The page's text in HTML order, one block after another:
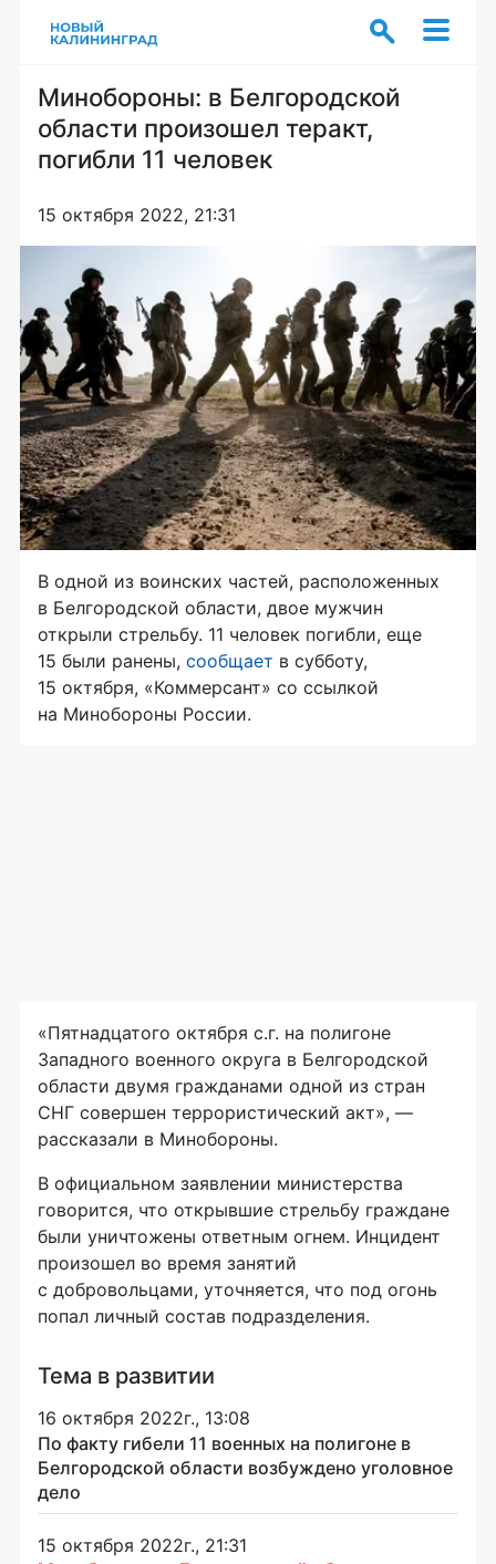
Минобороны: в Белгородской
области произошел теракт,
погибли 11 человек
15 октября 2022, 21:31
В одной из воинских частей, расположенных
в Белгородской области, двое мужчин
открыли стрельбу. 11 человек погибли, еще
15 были ранены, сообщает в субботу,
15 октября, «Коммерсант» со ссылкой
на Минобороны России.
«Пятнадцатого октября с.г. на полигоне
Западного военного округа в Белгородской
области двумя гражданами одной из стран
СНГ совершен террористический акт», —
рассказали в Минобороны.
В официальном заявлении министерства
говорится, что открывшие стрельбу граждане
были уничтожены ответным огнем. Инцидент
произошел во время занятий
с добровольцами, уточняется, что под огонь
попал личный состав подразделения.
Тема в развитии
16 октября 2022г., 13:08
По факту гибели 11 военных на полигоне в
Белгородской области возбуждено уголовное
дело
15 октября 2022г., 21:31